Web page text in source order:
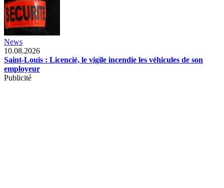
News
10.08.2026
Saint-Louis : Licencié, le vigile incendie les véhicules de son
employeur
Publicité